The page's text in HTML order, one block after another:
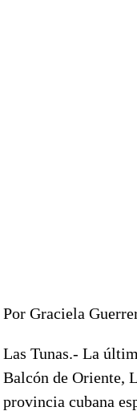
Por Graciela
Las Tunas.- La
Balcón de Oriente,
provincia cubana